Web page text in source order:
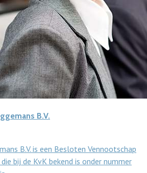
B.V.
B.V. is een Besloten Vennootschap
bij de KvK bekend is onder nummer